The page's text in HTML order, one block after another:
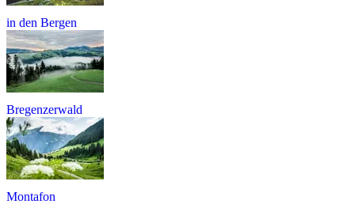
in den Bergen
Bregenzerwald
Montafon